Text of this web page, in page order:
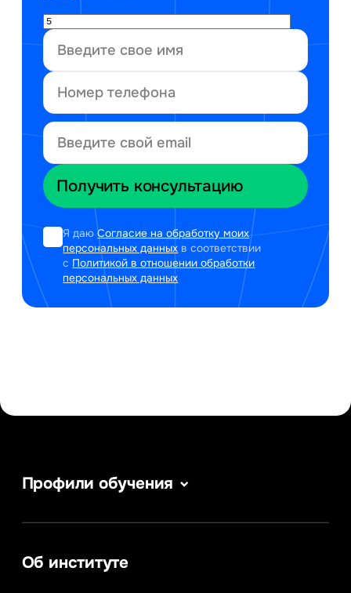
Я даюСогласие на обработку моих
персональных данных в соответствии
с Политикой в отношении обработки
персональных данных
Профили обучения
Сервис в сфере туризма и гостеприимства
аналитика
Управление в сфере коммерческой
Об институте